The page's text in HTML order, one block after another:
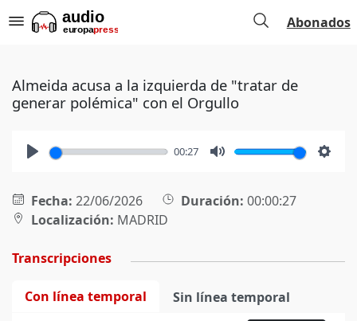
Abonados
Almeida acusa a la izquierda de "tratar de
generar polémica" con el Orgullo
00:27
Fecha: 22/06/2026 Duración: 00:00:27
Localización: MADRID
Transcripciones
Con línea temporal Sin línea temporal